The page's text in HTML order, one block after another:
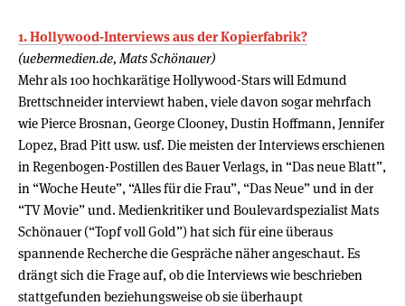
1. Hollywood-Interviews aus der Kopierfabrik?
(uebermedien.de, Mats Schönauer)
Mehr als 100 hochkarätige Hollywood-Stars will Edmund
Brettschneider interviewt haben, viele davon sogar mehrfach
wie Pierce Brosnan, George Clooney, Dustin Hoffmann, Jennifer
Lopez, Brad Pitt usw. usf. Die meisten der Interviews erschienen
in Regenbogen-Postillen des Bauer Verlags, in “Das neue Blatt”,
in “Woche Heute”, “Alles für die Frau”, “Das Neue” und in der
“TV Movie” und. Medienkritiker und Boulevardspezialist Mats
Schönauer (“Topf voll Gold”) hat sich für eine überaus
spannende Recherche die Gespräche näher angeschaut. Es
drängt sich die Frage auf, ob die Interviews wie beschrieben
stattgefunden beziehungsweise ob sie überhaupt